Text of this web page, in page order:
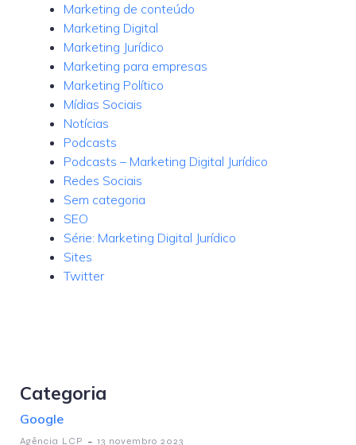
Marketing de conteúdo
Marketing Digital
Marketing Jurídico
Marketing para empresas
Marketing Político
Mídias Sociais
Notícias
Podcasts
Podcasts – Marketing Digital Jurídico
Redes Sociais
Sem categoria
SEO
Série: Marketing Digital Jurídico
Sites
Twitter
Categoria
Google
Agência LCP - 13 novembro 2023